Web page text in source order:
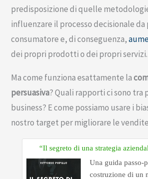
predisposizione di quelle
influenzare il processo decisionale
consumatore e, di conseguenza,
dei propri prodotti o dei propri servizi.
Ma come funziona esattamente la
persuasiva? Quali rapporti ci sono tra
business? E come possiamo usare i
nostro target per migliorare le
“Il segreto di una strategia
Una guida passo-
costruzione di un